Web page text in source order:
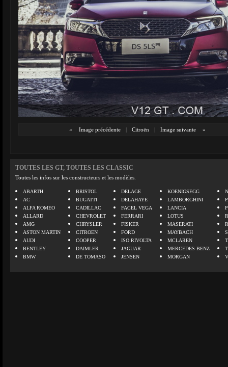
« Image précédente | Citroën | Image suivante »
TOUTES LES GT, TOUTES LES CLASSIC
Toutes les infos sur les constructeurs et les modèles.
ABARTH
AC
ALFA ROMEO
ALLARD
AMG
ASTON MARTIN
AUDI
BENTLEY
BMW
BRISTOL
BUGATTI
CADILLAC
CHEVROLET
CHRYSLER
CITROEN
COOPER
DAIMLER
DE TOMASO
DELAGE
DELAHAYE
FACEL VEGA
FERRARI
FISKER
FORD
ISO RIVOLTA
JAGUAR
JENSEN
KOENIGSEGG
LAMBORGHINI
LANCIA
LOTUS
MASERATI
MAYBACH
MCLAREN
MERCEDES BENZ
MORGAN